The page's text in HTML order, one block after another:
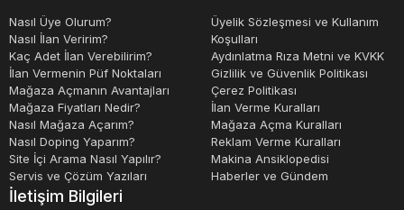
Satılık serigrafi makineleri, farklı marka ve modellerde
mevcuttur ve fiyatları, özelliklerine ve kapasitelerine bağlı
olarak değişir.
Nasıl Üye Olurum?
Nasıl İlan Veririm?
Kaç Adet İlan Verebilirim?
İlan Vermenin Püf Noktaları
Mağaza Açmanın Avantajları
Mağaza Fiyatları Nedir?
Nasıl Mağaza Açarım?
Nasıl Doping Yaparım?
Site İçi Arama Nasıl Yapılır?
Servis ve Çözüm Yazıları
Üyelik Sözleşmesi ve Kullanım
Koşulları
Aydınlatma Rıza Metni ve KVKK
Gizlilik ve Güvenlik Politikası
Çerez Politikası
İlan Verme Kuralları
Mağaza Açma Kuralları
Reklam Verme Kuralları
Makina Ansiklopedisi
Haberler ve Gündem
İletişim Bilgileri